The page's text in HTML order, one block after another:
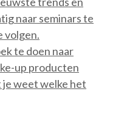
naar seminars te
volgen.
te doen naar
up producten
je weet welke het